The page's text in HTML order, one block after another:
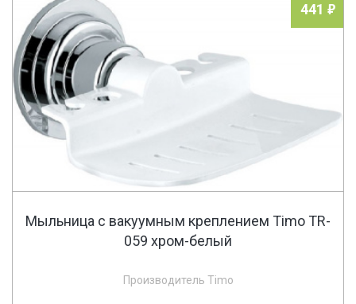
441
Мыльница с вакуумным креплением Timo TR-
059 хром-белый
Производитель Timo